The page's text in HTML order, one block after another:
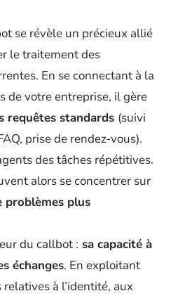
se révèle un précieux allié
le traitement des
En se connectant à la
de votre entreprise, il gère
requêtes standards (suivi
prise de rendez-vous).
des tâches répétitives.
alors se concentrer sur
problèmes plus
du callbot : sa capacité à
échanges. En exploitant
à l’identité, aux